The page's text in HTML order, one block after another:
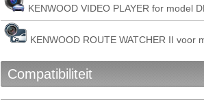
KENWOOD VIDEO PLAYER for model
KENWOOD ROUTE WATCHER II voor
KENWOOD DRIVE REVIEWER voor
Compatibiliteit